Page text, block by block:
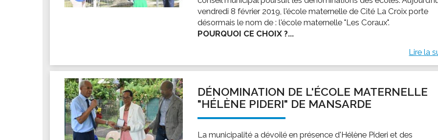
vendredi 8 février 2019, l'école maternelle de Cité La Croix porte
désormais le nom de : l'école maternelle "Les Coraux".
POURQUOI CE CHOIX ?...
Lire la
DÉNOMINATION DE L'ÉCOLE MATERNELLE
"HÉLÈNE PIDERI" DE MANSARDE
La municipalité a dévoilé en présence d'Hélène Pideri et des